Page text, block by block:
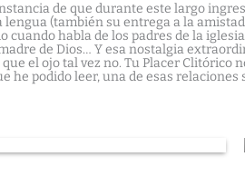
de que durante este largo
(también su entrega a la
habla de los padres de la
de Dios… Y esa nostalgia
el ojo tal vez no. Tu Placer
podido leer, una de esas